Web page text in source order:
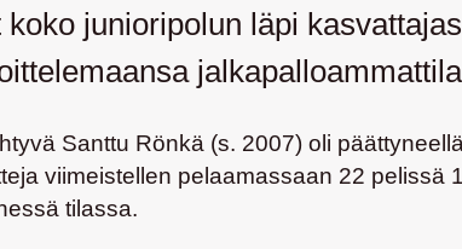
junioripolun läpi
Santtu Rönkä (s. 2007) oli
viimeistellen pelaamassaan 22 pelissä
tilassa.